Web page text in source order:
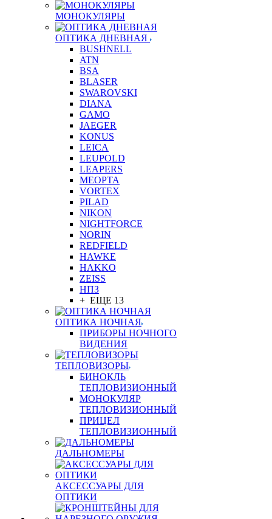
МОНОКУЛЯРЫ
ОПТИКА ДНЕВНАЯ
BUSHNELL
ATN
BSA
BLASER
SWAROVSKI
DIANA
GAMO
JAEGER
KONUS
LEICA
LEUPOLD
LEAPERS
MEOPTA
VORTEX
PILAD
NIKON
NIGHTFORCE
NORIN
REDFIELD
HAWKE
HAKKO
ZEISS
НПЗ
+ ЕЩЕ 13
ОПТИКА НОЧНАЯ
ПРИБОРЫ НОЧНОГО
ВИДЕНИЯ
ТЕПЛОВИЗОРЫ
БИНОКЛЬ
ТЕПЛОВИЗИОННЫЙ
МОНОКУЛЯР
ТЕПЛОВИЗИОННЫЙ
ПРИЦЕЛ
ТЕПЛОВИЗИОННЫЙ
ДАЛЬНОМЕРЫ
АКСЕССУАРЫ ДЛЯ
ОПТИКИ